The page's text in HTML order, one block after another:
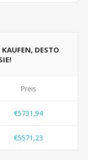
KAUFEN, DESTO
Preis
€5731,94
€5571,23